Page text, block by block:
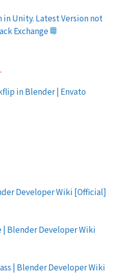
in Unity. Latest Version not
Exchange
in Blender | Envato
Developer Wiki [Official]
| Blender Developer Wiki
| Blender Developer Wiki